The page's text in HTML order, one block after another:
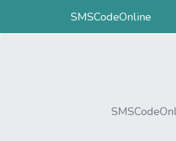
SMSCodeOnline